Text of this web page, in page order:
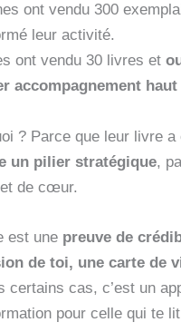
ont vendu 300
leur activité.
ont vendu 30 livres et
accompagnement haut
? Parce que leur livre a
un pilier stratégique,
de cœur.
est une preuve de
de toi, une carte de
certains cas, c’est un
pour celle qui te